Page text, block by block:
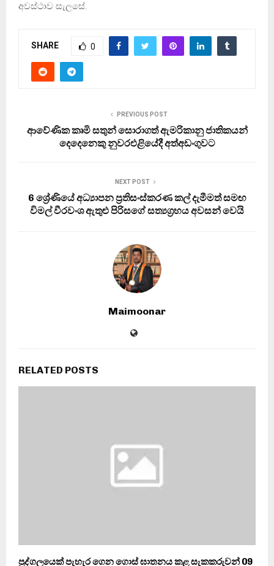
අවස්ථාව සැලසේ.
SHARE 0
PREVIOUS POST
ආවේණික කෘමි සතුන් සොරාගත් ඇමරිකානු ජාතිකයන්
දෙදෙනෙකු නුවරඑළියේදී අත්අඩංගුවට
NEXT POST
6 ශ්‍රේණියේ අධ්‍යාපන ප්‍රතිසංස්කරණ කල් දැමීමත් සමඟ
විමල් වීරවංශ ඇතුළු පිරිසගේ සත්‍යග්‍රහය අවසන් වෙයි
Maimoonar
RELATED POSTS
පුද්ගලයෙක් පැහැර ගෙන ගොස් ඝාතනය කළ සැකකරුවන් 09